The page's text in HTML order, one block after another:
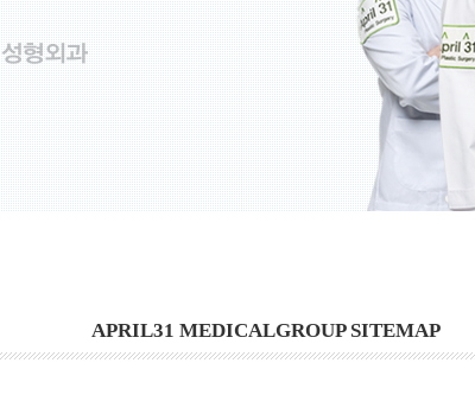
APRIL31 MEDICALGROUP SITEMAP